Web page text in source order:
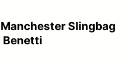
Slingbag
Benetti